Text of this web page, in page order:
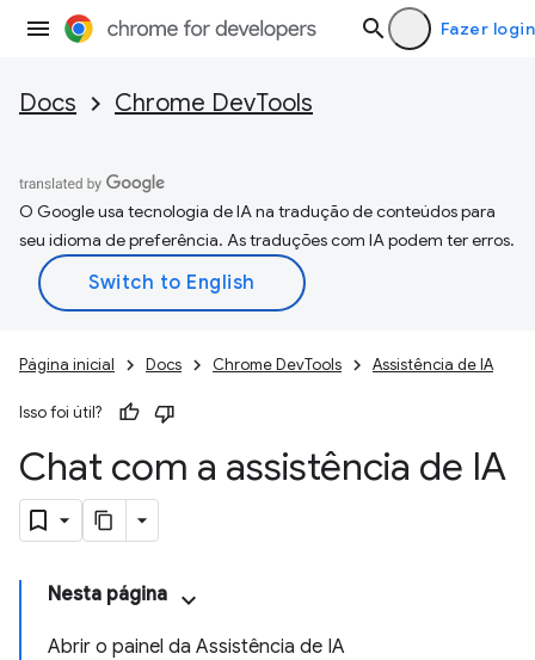
Fazer login
Docs Chrome DevTools
O Google usa tecnologia de IA na tradução de conteúdos para
seu idioma de preferência. As traduções com IA podem ter erros.
Página inicial Docs Chrome DevTools Assistência de IA
Isso foi útil?
Chat com a assistência de IA
Nesta página
Abrir o painel da Assistência de IA